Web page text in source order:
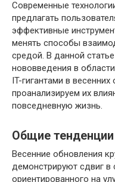
Современные
предлагать
эффективные
менять способы
средой. В данной
нововведения в
IT-гигантами в
проанализируем их
повседневную жизнь.
Общие тенденции
Весенние обновления
демонстрируют сдвиг в
ориентированного на